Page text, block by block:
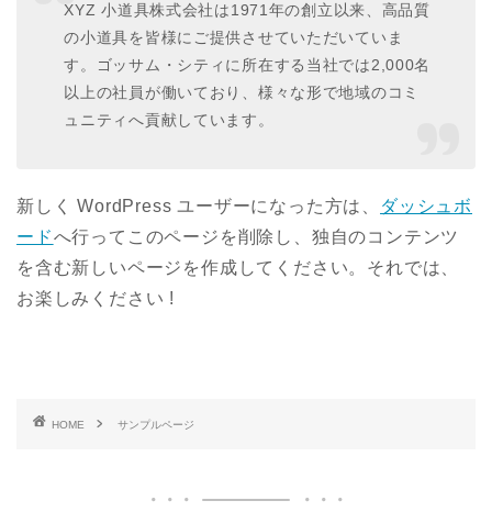
XYZ 小道具株式会社は1971年の創立以来、高品質
の小道具を皆様にご提供させていただいていま
す。ゴッサム・シティに所在する当社では2,000名
以上の社員が働いており、様々な形で地域のコミ
ュニティへ貢献しています。
新しく WordPress ユーザーになった方は、
ダッシュボ
ードへ行ってこのページを削除し、独自のコンテンツ
を含む新しいページを作成してください。それでは、
お楽しみください !
HOME サンプルページ